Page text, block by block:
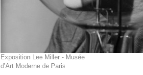
Exposition Lee Miller - Musée
d’Art Moderne de Paris